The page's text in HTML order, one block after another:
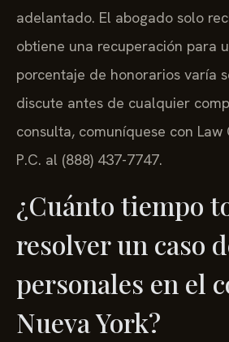
adelantado. El abogado solo
obtiene una recuperación para
porcentaje de honorarios varía
discute antes de cualquier
consulta, comuníquese con Law
P.C. al (888) 437-7747.
¿Cuánto tiempo
resolver un caso
personales en el
Nueva York?